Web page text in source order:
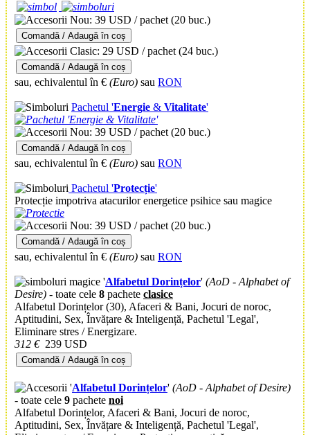
Nou: 39 USD / pachet (20 buc.)
Comandă / Adaugă în coș
Clasic: 29 USD / pachet (24 buc.)
Comandă / Adaugă în coș
sau, echivalentul în € (Euro) sau RON
Pachetul 'Energie & Vitalitate'
Nou: 39 USD / pachet (20 buc.)
Comandă / Adaugă în coș
sau, echivalentul în € (Euro) sau RON
Pachetul 'Protecție'
Protecție impotriva atacurilor energetice psihice sau magice
Nou: 39 USD / pachet (20 buc.)
Comandă / Adaugă în coș
sau, echivalentul în € (Euro) sau RON
'Alfabetul Dorințelor' (AoD - Alphabet of
Desire) - toate cele 8 pachete clasice
Alfabetul Dorințelor(30), Afaceri & Bani, Jocuri de noroc,
Aptitudini, Sex, Învățare & Inteligență, Pachetul 'Legal',
Eliminare stres / Energizare.
312 €239 USD
Comandă / Adaugă în coș
'Alfabetul Dorințelor' (AoD - Alphabet of Desire)
- toate cele 9 pachete noi
Alfabetul Dorințelor, Afaceri & Bani, Jocuri de noroc,
Aptitudini, Sex, Învățare & Inteligență, Pachetul 'Legal',